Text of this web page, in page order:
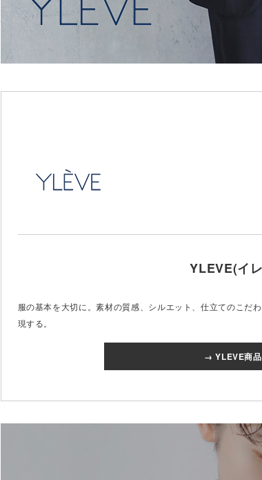
YLEVE(イ
服の基本を大切に。素材の質感、シルエット、仕立てのこだ
現する。
→ YLEVE商